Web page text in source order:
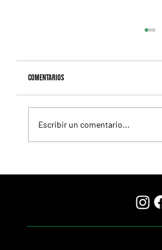
Comentarios
Escribir un comentario...